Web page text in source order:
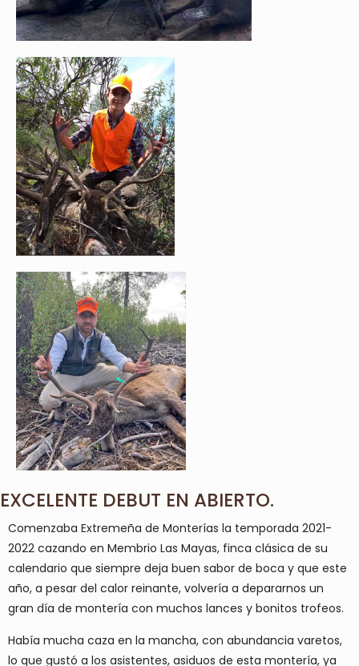
EXCELENTE DEBUT EN ABIERTO.
Comenzaba Extremeña de Monterías la temporada 2021-
2022 cazando en Membrio Las Mayas, finca clásica de su
calendario que siempre deja buen sabor de boca y que este
año, a pesar del calor reinante, volvería a depararnos un
gran día de montería con muchos lances y bonitos trofeos.
Había mucha caza en la mancha, con abundancia varetos,
lo que gustó a los asistentes, asiduos de esta montería, ya